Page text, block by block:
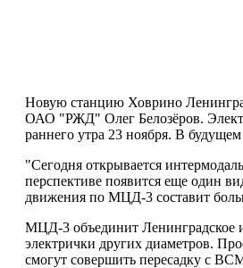
Новую станцию Ховрино
ОАО "РЖД" Олег Белозёров.
раннего утра 23 ноября. В
"Сегодня открывается
перспективе появится еще один
движения по МЦД-3 составит
МЦД-3 объединит Ленинградское
электрички других диаметров.
смогут совершить пересадку с